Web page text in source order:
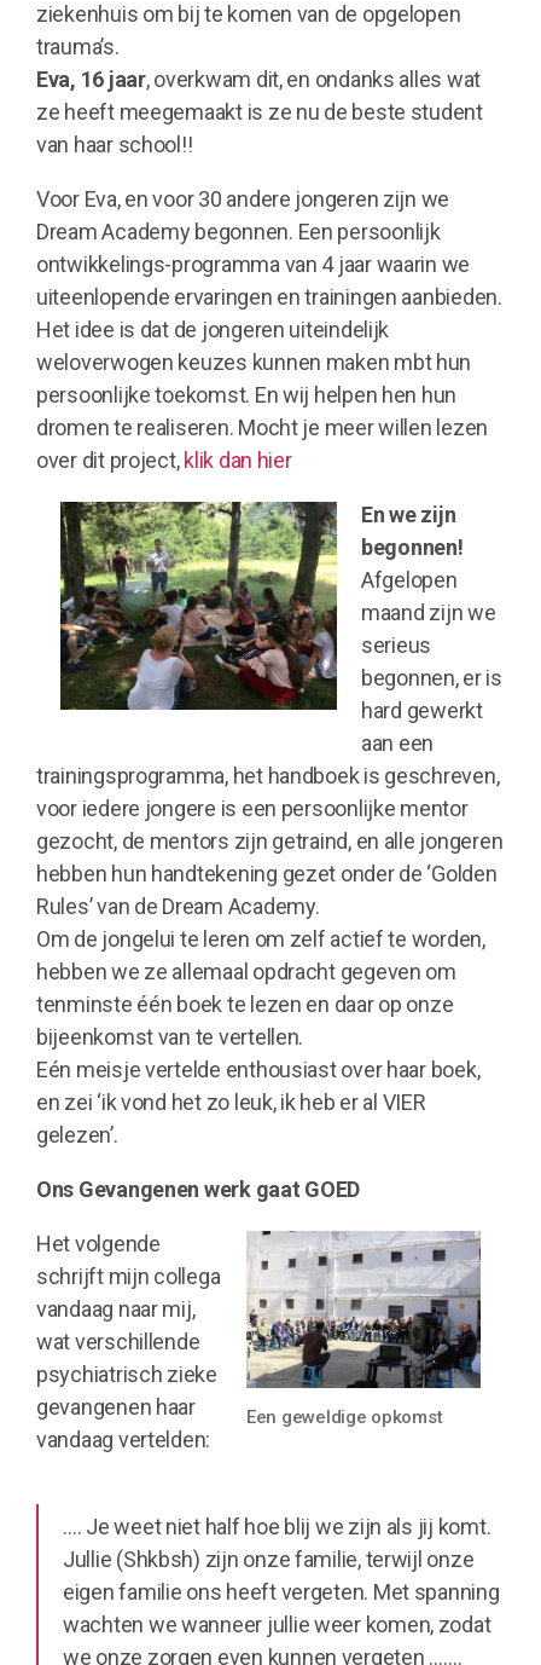
ziekenhuis om bij te komen van de opgelopen
trauma’s.
Eva, 16 jaar, overkwam dit, en ondanks alles wat
ze heeft meegemaakt is ze nu de beste student
van haar school!!
Voor Eva, en voor 30 andere jongeren zijn we
Dream Academy begonnen. Een persoonlijk
ontwikkelings-programma van 4 jaar waarin we
uiteenlopende ervaringen en trainingen aanbieden.
Het idee is dat de jongeren uiteindelijk
weloverwogen keuzes kunnen maken mbt hun
persoonlijke toekomst. En wij helpen hen hun
dromen te realiseren. Mocht je meer willen lezen
over dit project, klik dan hier
En we zijn
begonnen!
Afgelopen
maand zijn we
serieus
begonnen, er is
hard gewerkt
aan een
trainingsprogramma, het handboek is geschreven,
voor iedere jongere is een persoonlijke mentor
gezocht, de mentors zijn getraind, en alle jongeren
hebben hun handtekening gezet onder de ‘Golden
Rules’ van de Dream Academy.
Om de jongelui te leren om zelf actief te worden,
hebben we ze allemaal opdracht gegeven om
tenminste één boek te lezen en daar op onze
bijeenkomst van te vertellen.
Eén meisje vertelde enthousiast over haar boek,
en zei ‘ik vond het zo leuk, ik heb er al VIER
gelezen’.
Ons Gevangenen werk gaat GOED
Een geweldige opkomst
Het volgende
schrijft mijn collega
vandaag naar mij,
wat verschillende
psychiatrisch zieke
gevangenen haar
vandaag vertelden:
…. Je weet niet half hoe blij we zijn als jij komt.
Jullie (Shkbsh) zijn onze familie, terwijl onze
eigen familie ons heeft vergeten. Met spanning
wachten we wanneer jullie weer komen, zodat
we onze zorgen even kunnen vergeten …….